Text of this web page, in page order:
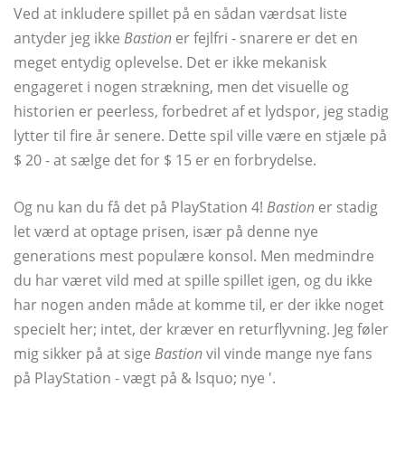
Ved at inkludere spillet på en sådan værdsat liste
antyder jeg ikke Bastion er fejlfri - snarere er det en
meget entydig oplevelse. Det er ikke mekanisk
engageret i nogen strækning, men det visuelle og
historien er peerless, forbedret af et lydspor, jeg stadig
lytter til fire år senere. Dette spil ville være en stjæle på
$ 20 - at sælge det for $ 15 er en forbrydelse.
Og nu kan du få det på PlayStation 4! Bastion er stadig
let værd at optage prisen, især på denne nye
generations mest populære konsol. Men medmindre
du har været vild med at spille spillet igen, og du ikke
har nogen anden måde at komme til, er der ikke noget
specielt her; intet, der kræver en returflyvning. Jeg føler
mig sikker på at sige Bastionvil vinde mange nye fans
på PlayStation - vægt på & lsquo; nye '.